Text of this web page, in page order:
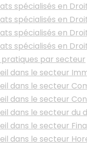
spécialisés en
spécialisés en
spécialisés en
spécialisés en
pratiques par secteur
dans le secteur
dans le secteur
dans le secteur
dans le secteur du
dans le secteur
dans le secteur